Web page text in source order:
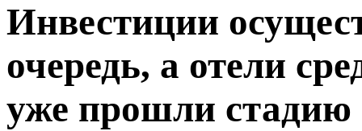
Инвестиции
очередь, а отели
уже прошли стадию